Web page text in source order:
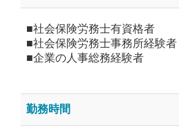
■社会保険労務士有資格者
■社会保険労務士事務所経験者
■企業の人事総務経験者
勤務時間